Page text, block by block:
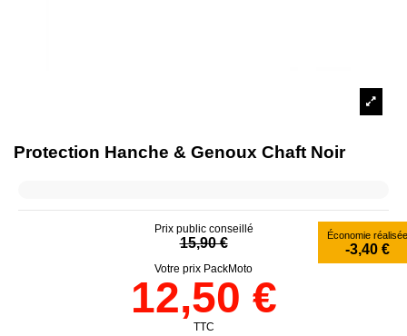
Protection Hanche & Genoux Chaft Noir
Prix public conseillé
15,90 € Économie réalisée
-3,40 €
Votre prix PackMoto
12,50 €
TTC